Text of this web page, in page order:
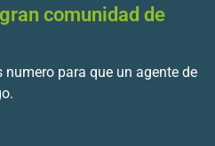
comunidad de
para que un agente de